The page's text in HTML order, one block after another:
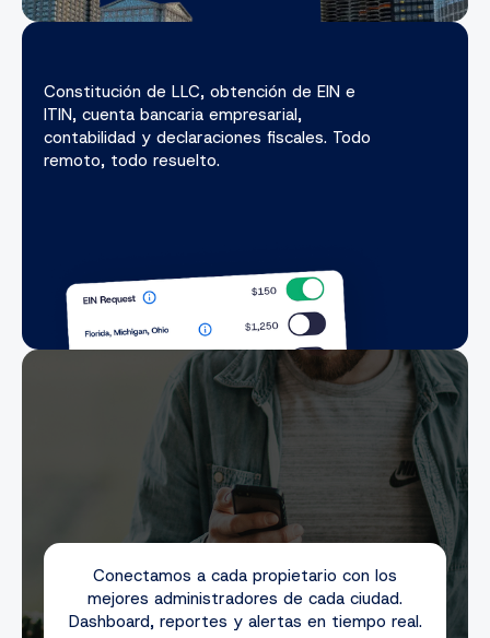
Constitución de LLC, obtención de EIN e
ITIN, cuenta bancaria empresarial,
contabilidad y declaraciones fiscales. Todo
remoto, todo resuelto.
Conectamos a cada propietario con los
mejores administradores de cada ciudad.
Dashboard, reportes y alertas en tiempo real.